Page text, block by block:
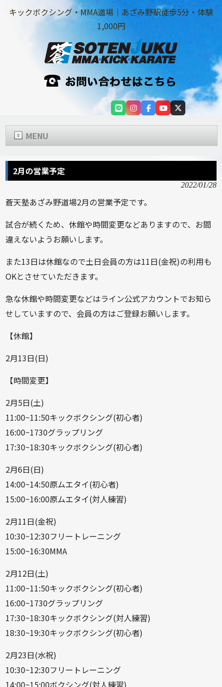
キックボクシング・MMA道場｜あざみ野駅徒歩5分・体験
1,000円
MENU
2月の営業予定
2022/01/28
蒼天塾あざみ野道場2月の営業予定です。
試合が続くため、休館や時間変更などありますので、お間
違えないようお願いします。
また13日は休館なので土日会員の方は11日(金祝)の利用も
OKとさせていただきます。
急な休館や時間変更などはライン公式アカウントでお知ら
せしていますので、会員の方はご登録お願いします。
【休館】
2月13日(日)
【時間変更】
2月5日(土)
11:00~11:50キックボクシング(初心者)
16:00~1730グラップリング
17:30~18:30キックボクシング(初心者)
2月6日(日)
14:00~14:50原ムエタイ(初心者)
15:00~16:00原ムエタイ(対人練習)
2月11日(金祝)
10:30~12:30フリートレーニング
15:00~16:30MMA
2月12日(土)
11:00~11:50キックボクシング(初心者)
16:00~1730グラップリング
17:30~18:30キックボクシング(対人練習)
18:30~19:30キックボクシング(初心者)
2月23日(水祝)
10:30~12:30フリートレーニング
14:00~15:00ボクシング(対人練習)